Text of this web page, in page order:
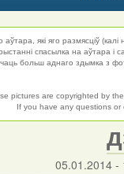
які яго размясціў
спасылка на аўтара і
больш аднаго здымка з
pictures are copyrighted by
If you have any questions
05.01.2014 -